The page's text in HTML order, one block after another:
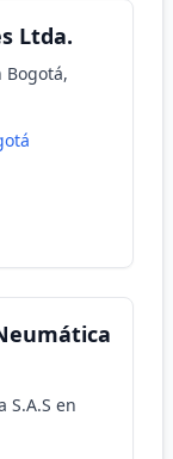
Ltda.
Bogotá,
en